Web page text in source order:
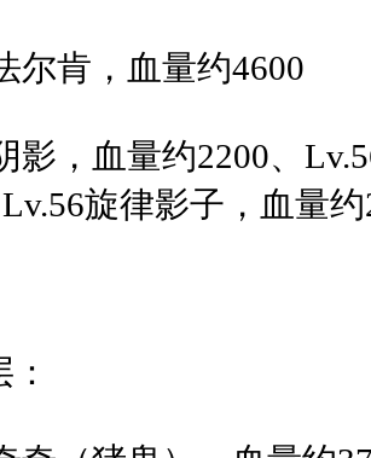
尔肯，血量约4600
影，血量约2200、
旋律影子，血量约